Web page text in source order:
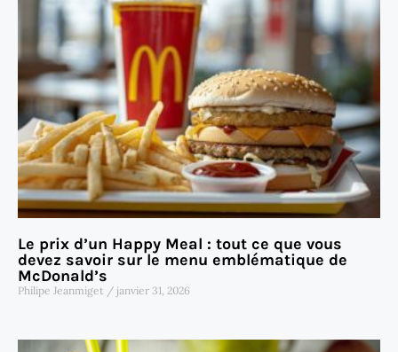
Le prix d’un Happy Meal : tout ce que vous
devez savoir sur le menu emblématique de
McDonald’s
Philipe Jeanmiget janvier 31, 2026